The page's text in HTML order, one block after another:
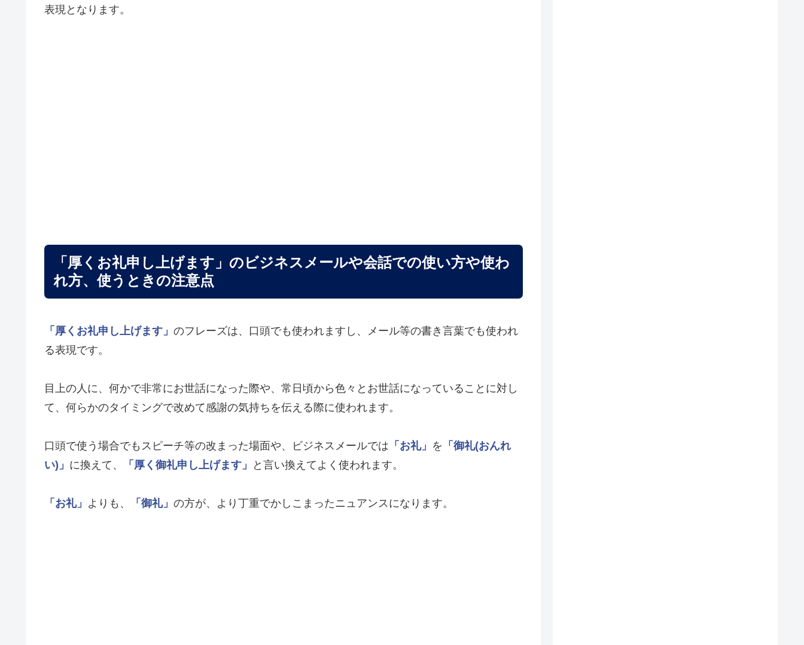
表現となります。
「厚くお礼申し上げます」のビジネスメールや会話での使い方や使わ
れ方、使うときの注意点
「厚くお礼申し上げます」 のフレーズは、口頭でも使われますし、メール等の書き言葉でも使われ
る表現です。
目上の人に、何かで非常にお世話になった際や、常日頃から色々とお世話になっていることに対し
て、何らかのタイミングで改めて感謝の気持ちを伝える際に使われます。
口頭で使う場合でもスピーチ等の改まった場面や、ビジネスメールでは 「お礼」 を 「御礼(おんれ
い)」 に換えて、 「厚く御礼申し上げます」 と言い換えてよく使われます。
「お礼」 よりも、 「御礼」 の方が、より丁重でかしこまったニュアンスになります。